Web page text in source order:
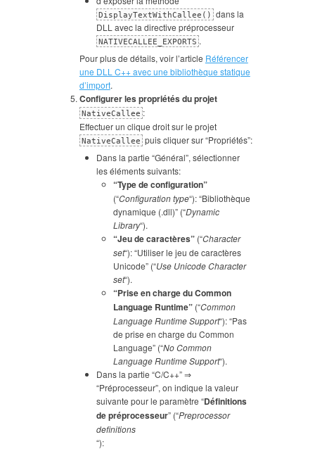
DisplayTextWithCallee() dans la
DLL avec la directive préprocesseur
NATIVECALLEE_EXPORTS .
Pour plus de détails, voir l’article Référencer
une DLL C++ avec une bibliothèque statique
d’import.
Configurer les propriétés du projet
NativeCallee :
Effectuer un clique droit sur le projet
NativeCallee puis cliquer sur “Propriétés”:
Dans la partie “Général”, sélectionner
les éléments suivants:
“Type de configuration”
(“Configuration type“): “Bibliothèque
dynamique (.dll)” (“Dynamic
Library“).
“Jeu de caractères”(“Character
set“): “Utiliser le jeu de caractères
Unicode” (“Use Unicode Character
set“).
“Prise en charge du Common
Language Runtime”(“Common
Language Runtime Support“): “Pas
de prise en charge du Common
Language” (“No Common
Language Runtime Support“).
Dans la partie “C/C++” ⇒
“Préprocesseur”, on indique la valeur
suivante pour le paramètre “Définitions
de préprocesseur” (“Preprocessor
definitions
“):